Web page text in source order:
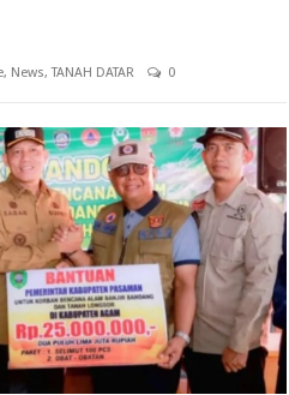
, News,TANAH DATAR 0